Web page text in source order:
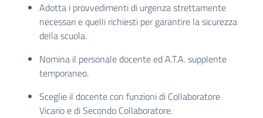
Adotta i provvedimenti di urgenza strettamente
necessari e quelli richiesti per garantire la sicurezza
della scuola.
Nomina il personale docente ed A.T.A. supplente
temporaneo.
Sceglie il docente con funzioni di Collaboratore
Vicario e di Secondo Collaboratore.